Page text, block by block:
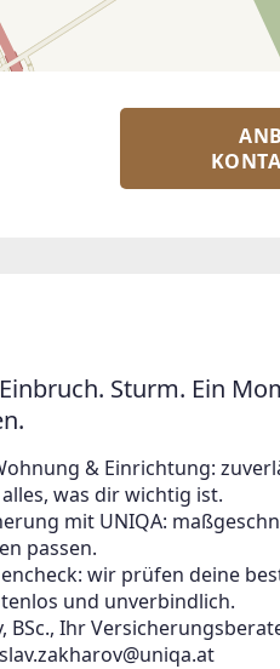
Sturm. Ein
& Einrichtung:
was dir wichtig ist.
mit UNIQA:
passen.
wir prüfen deine
und unverbindlich.
BSc., Ihr